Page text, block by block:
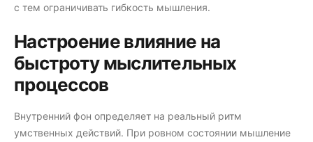
с тем ограничивать гибкость мышления.
Настроение влияние на
быстроту мыслительных
процессов
Внутренний фон определяет на реальный ритм
умственных действий. При ровном состоянии мышление